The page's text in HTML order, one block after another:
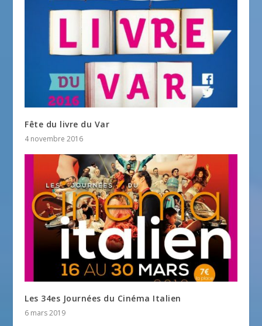
Fête du livre du Var
4 novembre 2016
Les 34es Journées du Cinéma Italien
6 mars 2019